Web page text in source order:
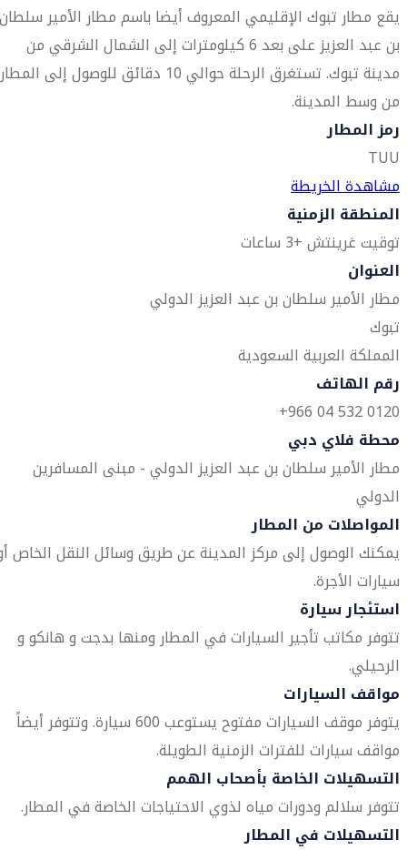
يقع مطار تبوك الإقليمي المعروف أيضا باسم مطار الأمير سلطان
بن عبد العزيز على بعد 6 كيلومترات إلى الشمال الشرقي من
مدينة تبوك. تستغرق الرحلة حوالي 10 دقائق للوصول إلى المطار
من وسط المدينة.
رمز المطار
TUU
مشاهدة الخريطة
المنطقة الزمنية
توقيت غرينتش +3 ساعات
العنوان
مطار الأمير سلطان بن عبد العزيز الدولي
تبوك
المملكة العربية السعودية
رقم الهاتف
0120 532 04 966+
محطة فلاي دبي
مطار الأمير سلطان بن عبد العزيز الدولي - مبنى المسافرين
الدولي
المواصلات من المطار
يمكنك الوصول إلى مركز المدينة عن طريق وسائل النقل الخاص
سيارات الأجرة.
استئجار سيارة
تتوفر مكاتب تأجير السيارات في المطار ومنها بدجت و هانكو و
الرحيلي.
مواقف السيارات
يتوفر موقف السيارات مفتوح يستوعب 600 سيارة. وتتوفر أيضاً
مواقف سيارات للفترات الزمنية الطويلة.
التسهيلات الخاصة بأصحاب الهمم
تتوفر سلالم ودورات مياه لذوي الاحتياجات الخاصة في المطار.
التسهيلات في المطار